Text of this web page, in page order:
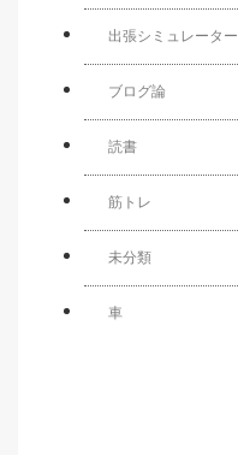
出張シミュレーター
ブログ論
読書
筋トレ
未分類
車